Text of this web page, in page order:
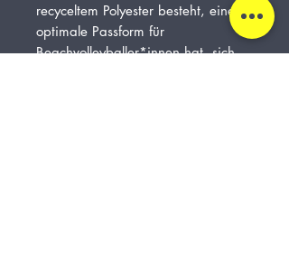
recyceltem Polyester besteht, eine
optimale Passform für
Beachvolleyballer*innen hat, sich